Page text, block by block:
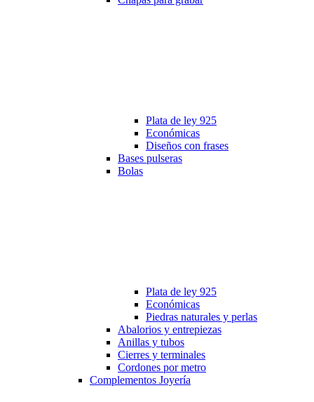
Plata de ley 925
Económicas
Diseños con frases
Bases pulseras
Bolas
Plata de ley 925
Económicas
Piedras naturales y perlas
Abalorios y entrepiezas
Anillas y tubos
Cierres y terminales
Cordones por metro
Complementos Joyería